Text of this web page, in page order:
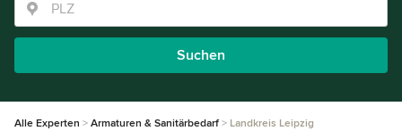
Suchen
Alle Experten Armaturen & Sanitärbedarf Landkreis Leipzig